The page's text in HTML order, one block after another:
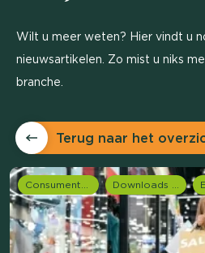
Wilt u meer weten? Hier vindt u
nieuwsartikelen. Zo mist u niks
branche.
Terug naar het
Consumentenonderzoek Downloads en rapportages